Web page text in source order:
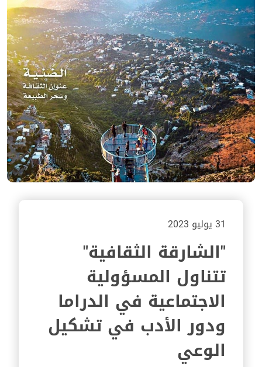
31 يوليو 2023
"الشارقة الثقافية"
تتناول المسؤولية
الاجتماعية في الدراما
ودور الأدب في تشكيل
الوعي